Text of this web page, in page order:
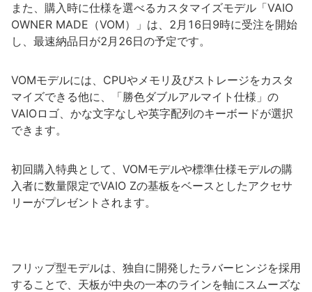
また、購入時に仕様を選べるカスタマイズモデル「VAIO
OWNER MADE（VOM）」は、2月16日9時に受注を開始
し、最速納品日が2月26日の予定です。
VOMモデルには、CPUやメモリ及びストレージをカスタ
マイズできる他に、「勝色ダブルアルマイト仕様」の
VAIOロゴ、かな文字なしや英字配列のキーボードが選択
できます。
初回購入特典として、VOMモデルや標準仕様モデルの購
入者に数量限定でVAIO Zの基板をベースとしたアクセサ
リーがプレゼントされます。
フリップ型モデルは、独自に開発したラバーヒンジを採用
することで、天板が中央の一本のラインを軸にスムーズな